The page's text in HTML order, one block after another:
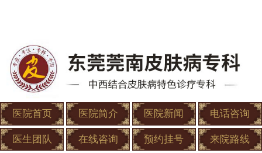
医院首页 医院简介 医院新闻 电话咨询
医生团队 在线咨询 预约挂号 来院路线